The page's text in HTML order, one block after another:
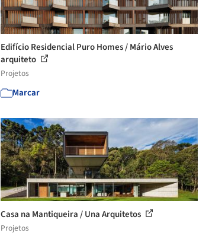
Edifício Residencial Puro Homes / Mário Alves
arquiteto
Projetos
Marcar
Casa na Mantiqueira / Una Arquitetos
Projetos